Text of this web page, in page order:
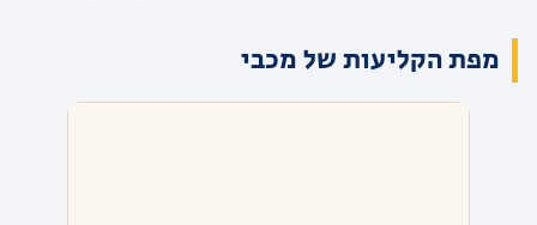
מפת הקליעות של מכבי